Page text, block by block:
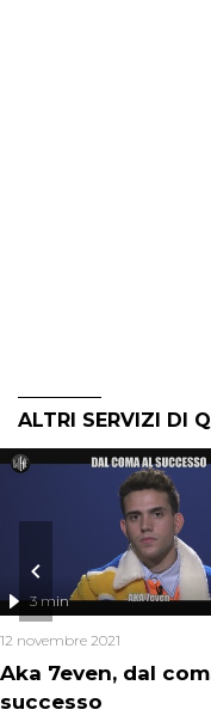
ALTRI SERVIZI DI
Aka 7even, dal
successo
3 min
12 novembre 2021